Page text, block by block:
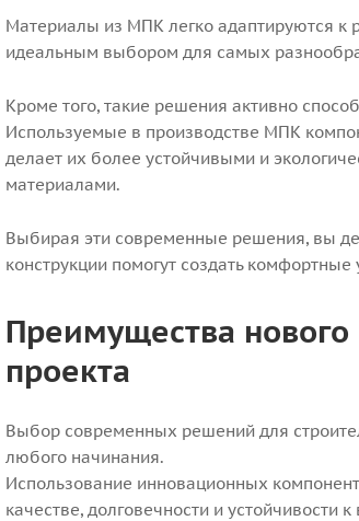
Материалы из МПК легко адаптируются к
идеальным выбором для самых
Кроме того, такие решения активно
Используемые в производстве МПК
делает их более устойчивыми и
материалами.
Выбирая эти современные решения, вы
конструкции помогут создать
Преимущества
проекта
Выбор современных решений для
любого начинания.
Использование инновационных
качестве, долговечности и устойчивости